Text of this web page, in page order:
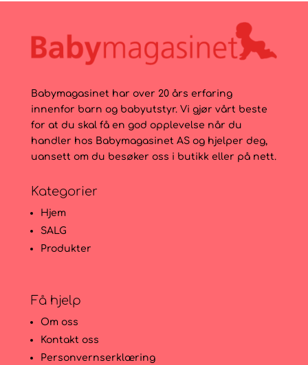
Babymagasinet har over 20 års erfaring
innenfor barn og babyutstyr. Vi gjør vårt beste
for at du skal få en god opplevelse når du
handler hos Babymagasinet AS og hjelper deg,
uansett om du besøker oss i butikk eller på nett.
Kategorier
Hjem
SALG
Produkter
Få hjelp
Om oss
Kontakt oss
Personvernserklæring